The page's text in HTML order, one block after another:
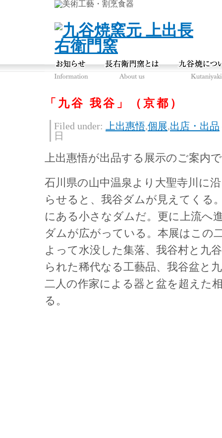
「九谷 我谷」（京都）
Filed under: 上出惠悟,個展,出店・出品
日
上出惠悟が出品する展示のご案内
石川県の山中温泉より大聖寺川に
らせると、我谷ダムが見えてくる
にある小さなダムだ。更に上流へ
ダムが広がっている。本展はこの
よって水没した集落、我谷村と九
られた稀代なる工藝品、我谷盆と
二人の作家による器と盆を超えた
る。